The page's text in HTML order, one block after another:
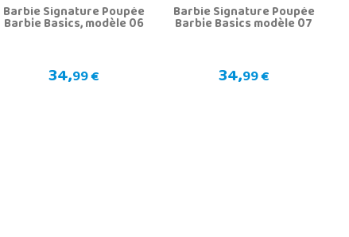
Barbie Signature Poupée
Barbie Basics, modèle 06
34,99 €
Barbie Signature Poupée
Barbie Basics modèle 07
34,99 €